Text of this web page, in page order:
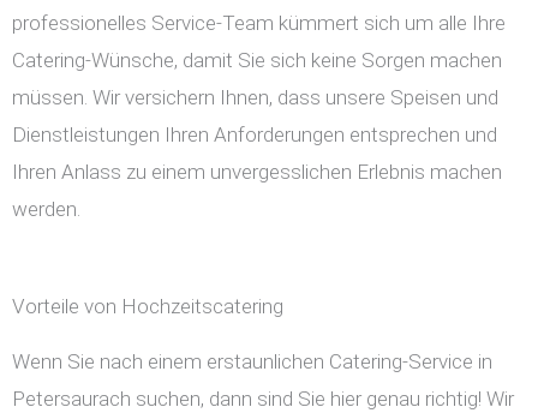
professionelles Service-Team kümmert sich um alle Ihre
Catering-Wünsche, damit Sie sich keine Sorgen machen
müssen. Wir versichern Ihnen, dass unsere Speisen und
Dienstleistungen Ihren Anforderungen entsprechen und
Ihren Anlass zu einem unvergesslichen Erlebnis machen
werden.
Vorteile von Hochzeitscatering
Wenn Sie nach einem erstaunlichen Catering-Service in
Petersaurach suchen, dann sind Sie hier genau richtig! Wir